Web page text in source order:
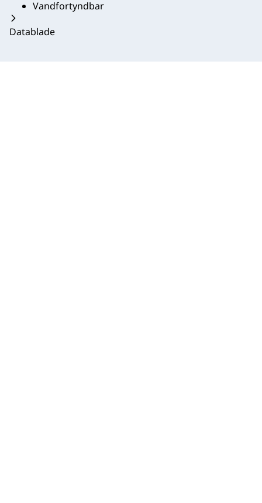
Vandfortyndbar
Datablade